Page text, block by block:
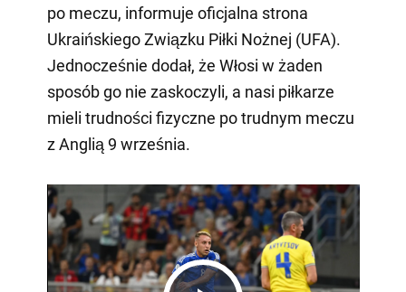
po meczu, informuje oficjalna strona
Ukraińskiego Związku Piłki Nożnej (UFA).
Jednocześnie dodał, że Włosi w żaden
sposób go nie zaskoczyli, a nasi piłkarze
mieli trudności fizyczne po trudnym meczu
z Anglią 9 września.